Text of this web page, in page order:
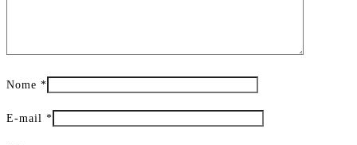
Nome *
E-mail *